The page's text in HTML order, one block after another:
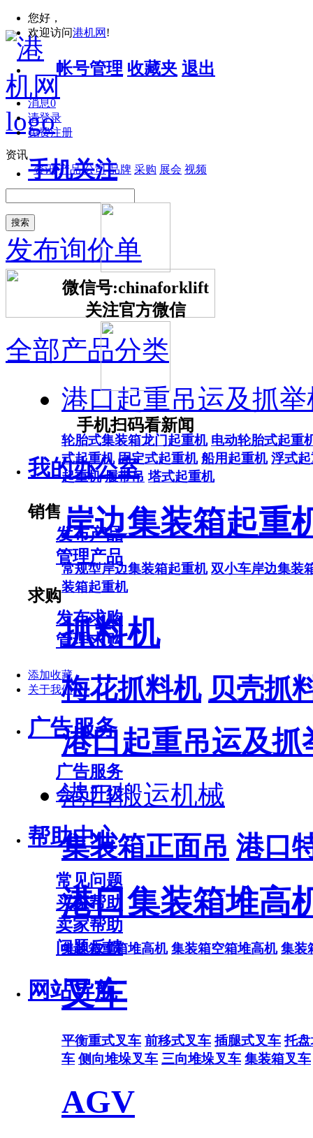
您好，
欢迎访问港机网 !
帐号管理 收藏夹 退出
消息0
请登录
免费注册
手机关注
微信号:chinaforklift
关注官方微信
手机扫码看新闻
我的办公室
销售
发布产品
管理产品
求购
发布求购
管理求购
添加收藏
关于我们
广告服务
广告服务
会员升级
帮助中心
常见问题
买家帮助
卖家帮助
问题反馈
网站导航
资讯
资讯 产品 公司 品牌 采购 展会 视频
搜索
发布询价单
全部产品分类
港口起重吊运及抓
轮胎式集装箱龙门起重机 电动轮胎式起重
式起重机 固定式起重机 船用起重机 浮式
起重机 履带吊 塔式起重机
岸边集装箱起重
常规型岸边集装箱起重机 双小车岸边集装
装箱起重机
抓料机
梅花抓料机 贝壳抓
港口起重吊运及抓
港口搬运机械
集装箱正面吊 港口
港口集装箱堆高
集装箱重箱堆高机 集装箱空箱堆高机 集装
叉车
平衡重式叉车 前移式叉车 插腿式叉车 托
车 侧向堆垛叉车 三向堆垛叉车 集装箱叉车
AGV